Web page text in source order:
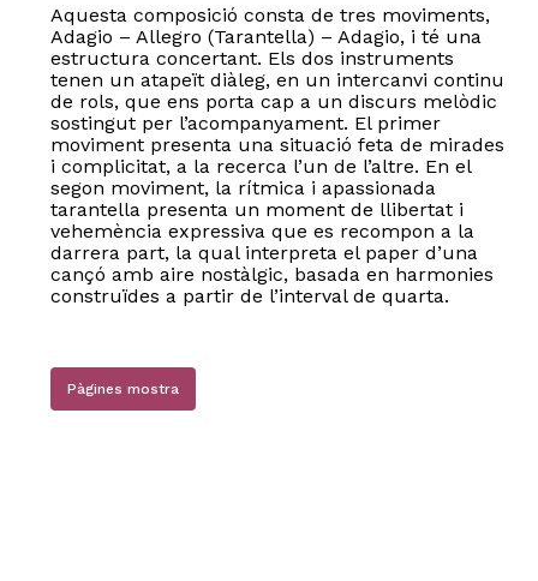
Aquesta composició consta de tres moviments,
Adagio – Allegro (Tarantella) – Adagio, i té una
estructura concertant. Els dos instruments
tenen un atapeït diàleg, en un intercanvi continu
de rols, que ens porta cap a un discurs melòdic
sostingut per l’acompanyament. El primer
moviment presenta una situació feta de mirades
i complicitat, a la recerca l’un de l’altre. En el
segon moviment, la rítmica i apassionada
tarantella presenta un moment de llibertat i
vehemència expressiva que es recompon a la
darrera part, la qual interpreta el paper d’una
cançó amb aire nostàlgic, basada en harmonies
construïdes a partir de l’interval de quarta.
Pàgines mostra